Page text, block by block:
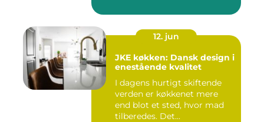
12. jun
JKE køkken: Dansk design i
enestående kvalitet
I dagens hurtigt skiftende
verden er køkkenet mere
end blot et sted, hvor mad
tilberedes. Det...